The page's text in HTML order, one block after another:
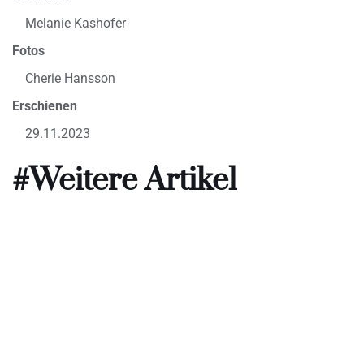
Melanie Kashofer
Fotos
Cherie Hansson
Erschienen
29.11.2023
#Weitere Artikel